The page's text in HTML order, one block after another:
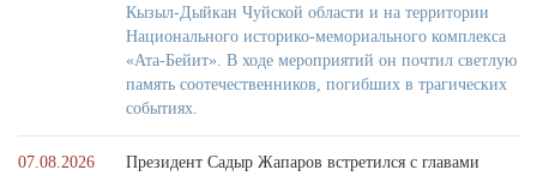
Кызыл-Дыйкан Чуйской области и на территории
Национального историко-мемориального комплекса
«Ата-Бейит». В ходе мероприятий он почтил светлую
память соотечественников, погибших в трагических
событиях.
07.08.2026
Президент Садыр Жапаров встретился с главами